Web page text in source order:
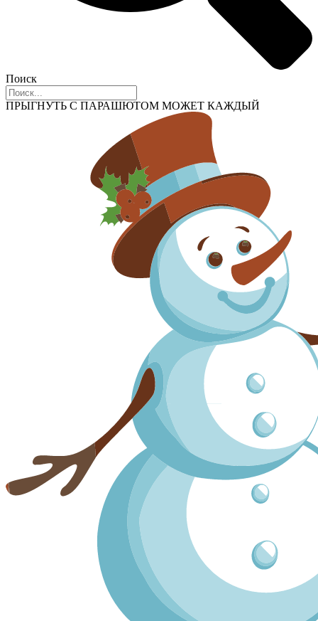
Поиск
ПРЫГНУТЬ С ПАРАШЮТОМ МОЖЕТ КАЖДЫЙ